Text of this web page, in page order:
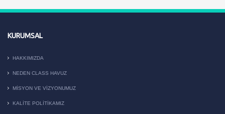
KURUMSAL
HAKKIMIZDA
NEDEN CLASS HAVUZ
MISYON VE VIZYONUMUZ
KALITE POLITIKAMIZ